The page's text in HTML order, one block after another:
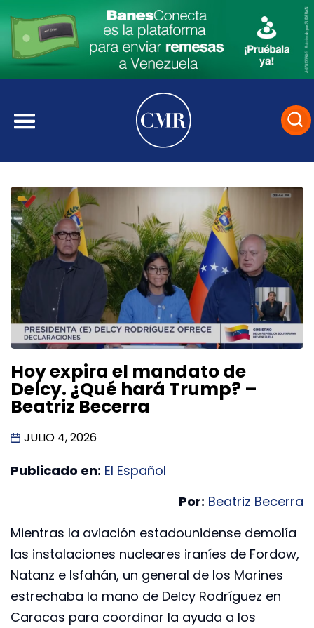
Hoy expira el mandato de
Delcy. ¿Qué hará Trump? –
Beatriz Becerra
JULIO 4, 2026
Publicado en: El Español
Por: Beatriz Becerra
Mientras la aviación estadounidense demolía
las instalaciones nucleares iraníes de Fordow,
Natanz e Isfahán, un general de los Marines
estrechaba la mano de Delcy Rodríguez en
Caracas para coordinar la ayuda a los